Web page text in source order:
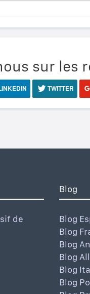
sur les
TWITTER
de
Blog
Blog
Blog
Blog
Blog
Blog
Blog